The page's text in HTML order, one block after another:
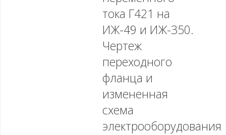
тока Г421 на
ИЖ-49 и ИЖ-350.
Чертеж
переходного
фланца и
измененная
схема
электрооборудования